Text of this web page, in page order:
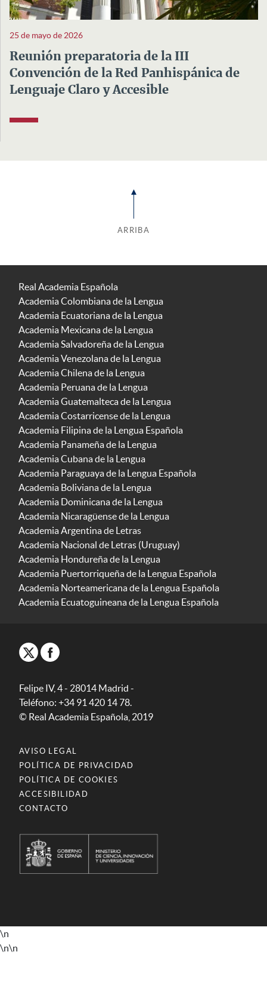
25 de mayo de 2026
Reunión preparatoria de la III
Convención de la Red Panhispánica de
Lenguaje Claro y Accesible
ARRIBA
Real Academia Española
Academia Colombiana de la Lengua
Academia Ecuatoriana de la Lengua
Academia Mexicana de la Lengua
Academia Salvadoreña de la Lengua
Academia Venezolana de la Lengua
Academia Chilena de la Lengua
Academia Peruana de la Lengua
Academia Guatemalteca de la Lengua
Academia Costarricense de la Lengua
Academia Filipina de la Lengua Española
Academia Panameña de la Lengua
Academia Cubana de la Lengua
Academia Paraguaya de la Lengua Española
Academia Boliviana de la Lengua
Academia Dominicana de la Lengua
Academia Nicaragüense de la Lengua
Academia Argentina de Letras
Academia Nacional de Letras (Uruguay)
Academia Hondureña de la Lengua
Academia Puertorriqueña de la Lengua Española
Academia Norteamericana de la Lengua Española
Academia Ecuatoguineana de la Lengua Española
Felipe IV, 4 - 28014 Madrid -
Teléfono: +34 91 420 14 78.
© Real Academia Española, 2019
AVISO LEGAL
POLÍTICA DE PRIVACIDAD
POLÍTICA DE COOKIES
ACCESIBILIDAD
CONTACTO
\n
\n\n